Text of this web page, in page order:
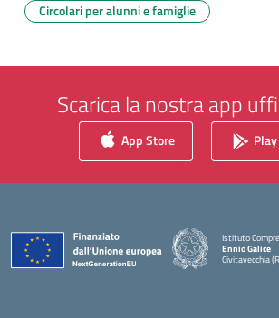
Circolari per alunni e famiglie
Scarica la nostra app
App Store
Istituto
Ennio Galice
Civitavecchia